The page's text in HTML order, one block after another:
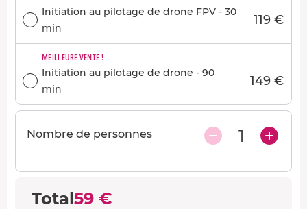
Initiation au pilotage de drone FPV - 30
min
119 €
MEILLEURE VENTE !
Initiation au pilotage de drone - 90
min
149 €
Nombre de personnes 1
Total59 €